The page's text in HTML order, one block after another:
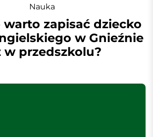
Nauka
warto zapisać dziecko
w Gnieźnie
w przedszkolu?